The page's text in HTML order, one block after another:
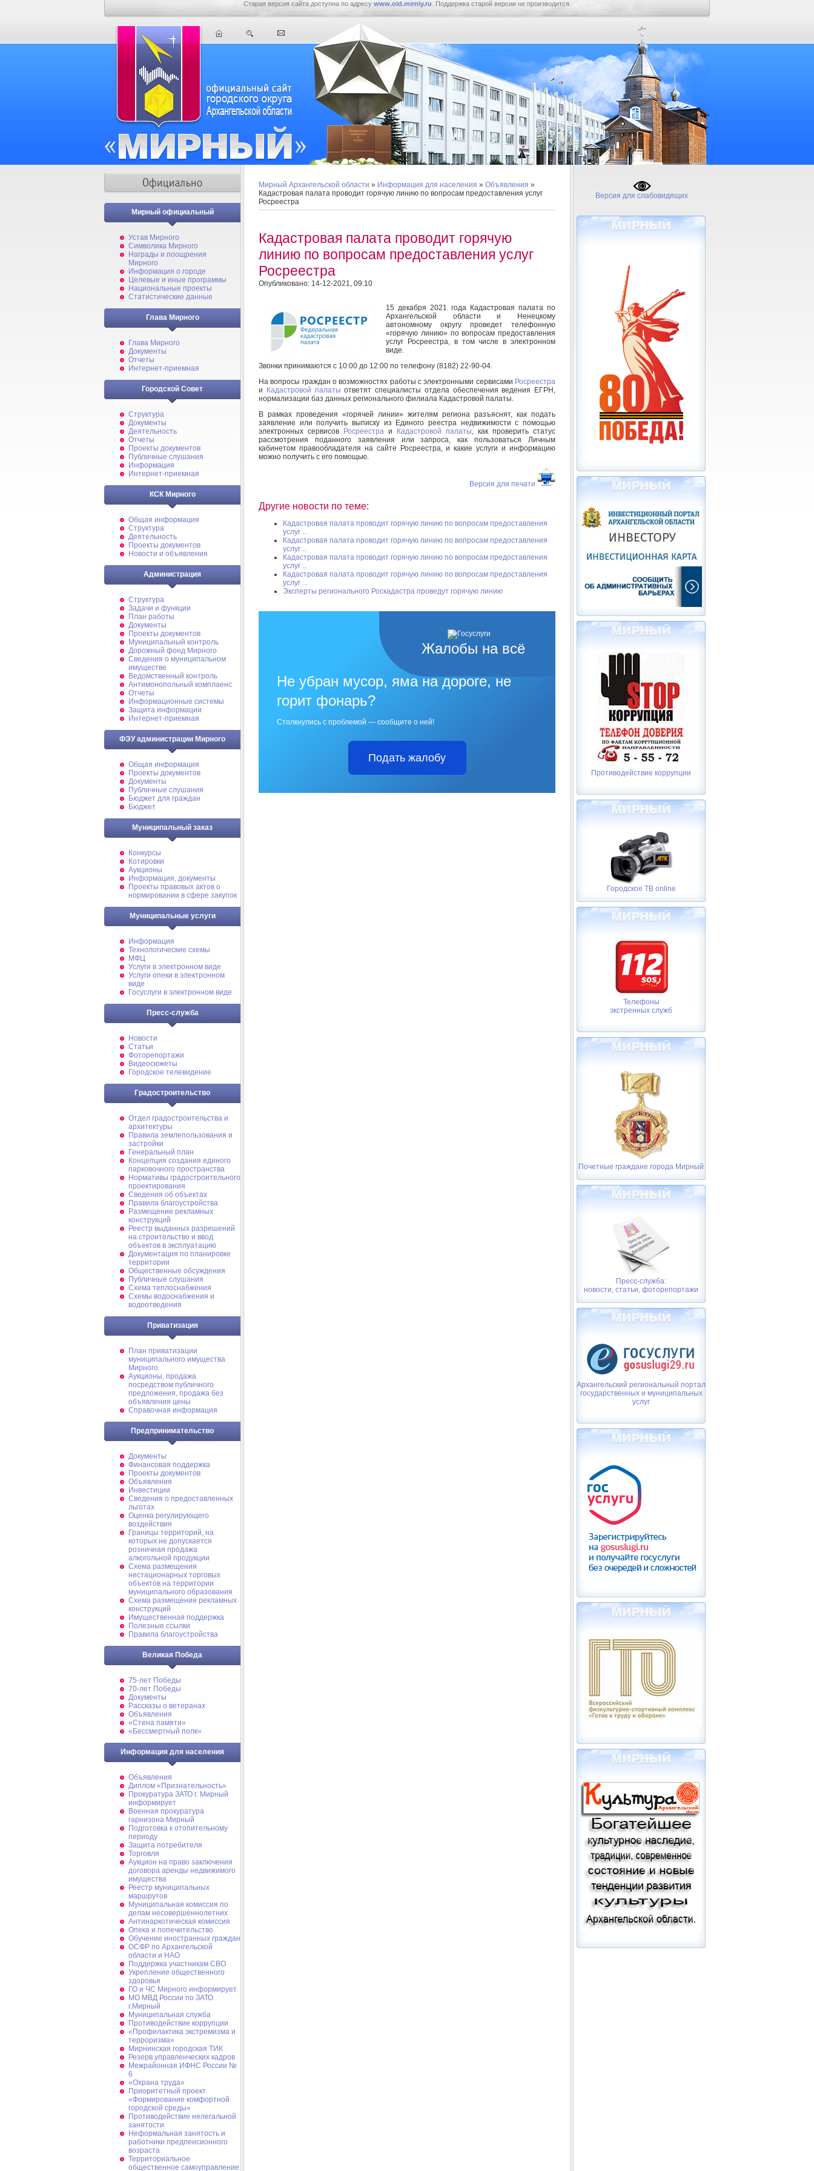
Старая версия сайта доступна по адресу www.old.mirniy.ru . Поддержка старой версии не производится.
Мирный официальный
Устав Мирного
Символика Мирного
Награды и поощрения
Мирного
Информация о городе
Целевые и иные программы
Национальные проекты
Статистические данные
Глава Мирного
Глава Мирного
Документы
Отчеты
Интернет-приемная
Городской Совет
Структура
Документы
Деятельность
Отчеты
Проекты документов
Публичные слушания
Информация
Интернет-приемная
КСК Мирного
Общая информация
Структура
Деятельность
Проекты документов
Новости и объявления
Администрация
Структура
Задачи и функции
План работы
Документы
Проекты документов
Муниципальный контроль
Дорожный фонд Мирного
Cведения о муниципальном
имуществе
Ведомственный контроль
Антимонопольный комплаенс
Отчеты
Информационные системы
Защита информации
Интернет-приемная
ФЭУ администрации Мирного
Общая информация
Проекты документов
Документы
Публичные слушания
Бюджет для граждан
Бюджет
Муниципальный заказ
Конкурсы
Котировки
Аукционы
Информация, документы
Проекты правовых актов о
нормировании в сфере закупок
Муниципальные услуги
Информация
Технологические схемы
МФЦ
Услуги в электронном виде
Услуги опеки в электронном
виде
Госуслуги в электронном виде
Пресс-служба
Новости
Статьи
Фоторепортажи
Видеосюжеты
Городское телевидение
Градостроительство
Отдел градостроительства и
архитектуры
Правила землепользования и
застройки
Генеральный план
Концепция создания единого
парковочного пространства
Нормативы градостроительного
проектирования
Сведения об объектах
Правила благоустройства
Размещение рекламных
конструкций
Реестр выданных разрешений
на строительство и ввод
объектов в эксплуатацию
Документация по планировке
территории
Общественные обсуждения
Публичные слушания
Схема теплоснабжения
Схемы водоснабжения и
водоотведения
Приватизация
План приватизации
муниципального имущества
Мирного
Аукционы, продажа
посредством публичного
предложения, продажа без
объявления цены
Справочная информация
Предпринимательство
Документы
Финансовая поддержка
Проекты документов
Объявления
Инвестиции
Сведения о предоставленных
льготах
Оценка регулирующего
воздействия
Границы территорий, на
которых не допускается
розничная продажа
алкогольной продукции
Схема размещения
нестационарных торговых
объектов на территории
муниципального образования
Схема размещения рекламных
конструкций
Имущественная поддержка
Полезные ссылки
Правила благоустройства
Великая Победа
75-лет Победы
70-лет Победы
Документы
Рассказы о ветеранах
Объявления
«Стена памяти»
«Бессмертный полк»
Информация для населения
Объявления
Диплом «Признательность»
Прокуратура ЗАТО г. Мирный
информирует
Военная прокуратура
гарнизона Мирный
Подготовка к отопительному
периоду
Защита потребителя
Торговля
Аукцион на право заключения
договора аренды недвижимого
имущества
Реестр муниципальных
маршрутов
Муниципальная комиссия по
делам несовершеннолетних
Антинаркотическая комиссия
Опека и попечительство
Обучение иностранных граждан
ОСФР по Архангельской
области и НАО
Поддержка участникам СВО
Укрепление общественного
здоровья
ГО и ЧС Мирного информирует
МО МВД России по ЗАТО
г.Мирный
Муниципальная cлужба
Противодействие коррупции
«Профилактика экстремизма и
терроризма»
Мирнинская городская ТИК
Резерв управленческих кадров
Межрайонная ИФНС России №
6
«Охрана труда»
Приоритетный проект
«Формирование комфортной
городской среды»
Противодействие нелегальной
занятости
Неформальная занятость и
работники предпенсионного
возраста
Территориальное
общественное самоуправление
Мирный Архангельской области » Информация для населения » Объявления »
Кадастровая палата проводит горячую линию по вопросам предоставления услуг
Росреестра
Кадастровая палата проводит горячую
линию по вопросам предоставления услуг
Росреестра
Опубликовано: 14-12-2021, 09:10
15 декабря 2021 года Кадастровая палата по
Архангельской области и Ненецкому
автономному округу проведет телефонную
«горячую линию» по вопросам предоставления
услуг Росреестра, в том числе в электронном
виде.
Звонки принимаются с 10:00 до 12:00 по телефону (8182) 22-90-04.
На вопросы граждан о возможностях работы с электронными сервисами Росреестра
и Кадастровой палаты ответят специалисты отдела обеспечения ведения ЕГРН,
нормализации баз данных регионального филиала Кадастровой палаты.
В рамках проведения «горячей линии» жителям региона разъяснят, как подать
заявление или получить выписку из Единого реестра недвижимости с помощью
электронных сервисов Росреестра и Кадастровой палаты, как проверить статус
рассмотрения поданного заявления или запроса, как пользоваться Личным
кабинетом правообладателя на сайте Росреестра, и какие услуги и информацию
можно получить с его помощью.
Версия для печати
Другие новости по теме:
Кадастровая палата проводит горячую линию по вопросам предоставления
услуг ...
Кадастровая палата проводит горячую линию по вопросам предоставления
услуг ...
Кадастровая палата проводит горячую линию по вопросам предоставления
услуг ...
Кадастровая палата проводит горячую линию по вопросам предоставления
услуг ...
Эксперты регионального Роскадастра проведут горячую линию
Жалобы на всё
Не убран мусор, яма на дороге, не
горит фонарь?
Столкнулись с проблемой — сообщите о ней!
Подать жалобу
Версия для слабовидящих
Противодействие коррупции
Городское ТВ online
Телефоны
экстренных служб
Почетные граждане города Мирный
Пресс-служба:
новости, статьи, фоторепортажи
Архангельский региональный портал
государственных и муниципальных
услуг